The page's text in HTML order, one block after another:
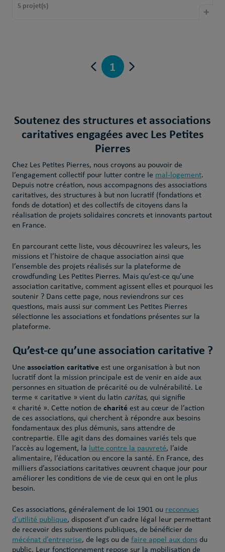
5 projet(s) +
1
Soutenez des structures et associations
caritatives engagées avec Les Petites
Pierres
Chez Les Petites Pierres, nous croyons au pouvoir de
l’engagement collectif pour lutter contre le mal-logement.
Depuis notre création, nous accompagnons des associations
caritatives, des structures à but non lucratif (fondations et
fonds de dotation) et des collectifs de citoyens dans la
réalisation de projets solidaires concrets et innovants partout
en France.
En parcourant cette liste, vous découvrirez les valeurs, les
missions et l’histoire de chaque association ainsi que
l’ensemble des projets réalisés sur la plateforme de
crowdfunding Les Petites Pierres. Mais qu’est-ce qu’une
association caritative, comment agissent elles et pourquoi les
soutenir ? Dans cette page, nous reviendrons sur ces
questions, mais aussi sur comment Les Petites Pierres
sélectionne les associations et fondations présentes sur la
plateforme.
Qu’est-ce qu’une association caritative ?
Une association caritativeest une organisation à but non
lucratif dont la mission principale est de venir en aide aux
personnes en situation de précarité ou de vulnérabilité. Le
terme « caritative » vient du latin caritas, qui signifie
« charité ». Cette notion de charitéest au cœur de l’action
de ces associations, qui cherchent à répondre aux besoins
fondamentaux des plus démunis, sans attendre de
contrepartie. Elle agit dans des domaines variés tels que
l’accès au logement, la
lutte contre la pauvreté, l’aide
alimentaire, l’éducation ou encore la santé. En France, des
milliers d’associations caritatives œuvrent chaque jour pour
améliorer les conditions de vie de ceux qui en ont le plus
besoin.
Ces associations, généralement de loi 1901 ou reconnues
d’utilité publique, disposent d’un cadre légal leur permettant
de recevoir des subventions publiques, de bénéficier de
mécénat d’entreprise, de legs ou de faire appel aux donsdu
public. Leur fonctionnement repose sur la mobilisation de